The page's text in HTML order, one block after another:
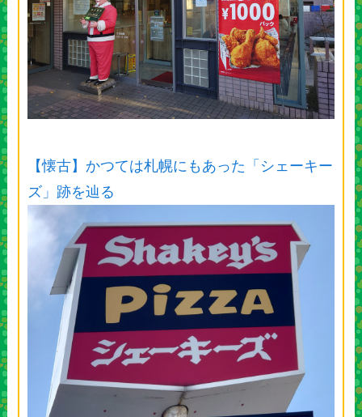
【懐古】かつては札幌にもあった「シェーキー
ズ」跡を辿る